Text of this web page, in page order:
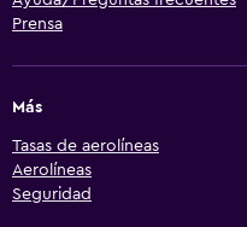
Prensa
Más
Tasas de aerolíneas
Aerolíneas
Seguridad